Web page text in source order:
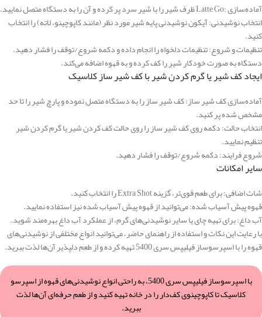
آماده‌سازی :Latte Go ظرف شیر را با شیر سرد پر کرده و آن را به دستگاه متصل نمایید.
انتخاب نوشیدنی: آیکون نوشیدنی پایه شیر مورد نظر (مانند کاپوچینو، لاته) را انتخاب
کنید.
تنظیمات و شروع: تنظیمات دلخواه را انجام داده و دکمه شروع/توقف را فشار دهید.
دستگاه به صورت خودکار شیر را کف کرده و به قهوه اضافه می‌کند.
ایجاد کف شیر یا گرم کردن شیر با کف شیر ساز کلاسیک
آماده‌سازی کف شیر ساز: کف شیر ساز را به دستگاه متصل نموده و پارچ شیر را تا حد
مشخص شده پر کنید.
انتخاب حالت: دکمه روی کف شیر ساز را روی حالت کف کردن شیر یا گرم کردن شیر
تنظیم نمایید.
شروع فرایند: دکمه شروع/توقف را فشار دهید.
سایر امکانات
شات اضافی: برای طعم قوی‌تر، گزینه Extra Shot را انتخاب کنید.
قهوه پیش آسیاب شده: می‌توانید از قهوه پیش آسیاب شده نیز استفاده نمایید.
آب داغ: برای تهیه چای یا سایر نوشیدنی‌های گرم، از عملکرد آب داغ بهره‌مند شوید.
با رعایت این نکات و استفاده از راهنمای حاضر، می‌توانید انواع مختلفی از نوشیدنی‌های
قهوه را با اسپرسوساز فیلیپس سری 5400 تهیه کرده و از طعم دلپذیر آن‌ها لذت ببرید.
با اسپرسوساز فیلیپس سری 5400، به راحتی انواع نوشیدنی‌های قهوه از اسپرسو
کلاسیک تا کاپوچینوی کف‌دار را در خانه تهیه کنید و از طعم حرفه‌ای آن‌ها لذت
ببرید.